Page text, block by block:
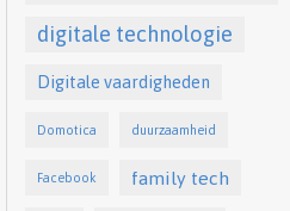
digitale technologie
Digitale vaardigheden
Domotica duurzaamheid
Facebook family tech